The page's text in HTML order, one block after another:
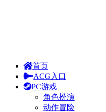
首页
ACG入口
PC游戏
角色扮演
动作冒险